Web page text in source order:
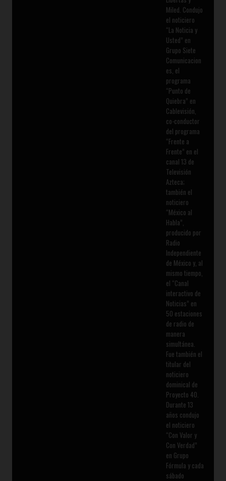
Miled. Condujo
el noticiero
“La Noticia y
Usted” en
Grupo Siete
Comunicacion
es, el
programa
“Punto de
Quiebra” en
Cablevisión,
co-conductor
del programa
“Frente a
Frente” en el
canal 13 de
Televisión
Azteca;
también el
noticiero
“México al
Habla”,
producido por
Radio
Independiente
de México y, al
mismo tiempo,
el “Canal
interactivo de
Noticias” en
50 estaciones
de radio de
manera
simultánea.
Fue también el
titular del
noticiero
dominical de
Proyecto 40.
Durante 13
años condujo
el noticiero
“Con Valor y
Con Verdad”
en Grupo
Fórmula y cada
sábado